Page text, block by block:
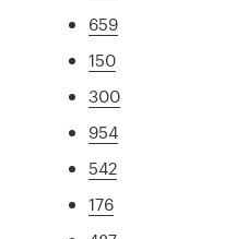
659
150
300
954
542
176